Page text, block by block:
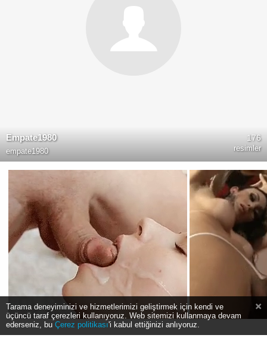
Empate1980
empate1980
176
resimler
Tarama deneyiminizi ve hizmetlerimizi geliştirmek için kendi ve
üçüncü taraf çerezleri kullanıyoruz. Web sitemizi kullanmaya devam
ederseniz, bu Çerez politikası'i kabul ettiğinizi anlıyoruz.